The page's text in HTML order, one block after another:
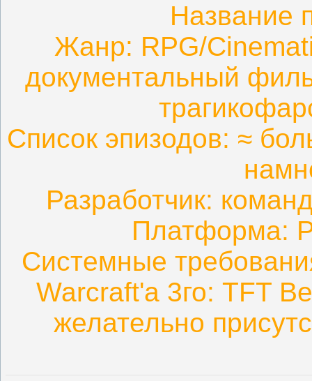
Название
Жанр: RPG/
документальный
Список эпизодов: ≈
Разработчик:
Платформа:
Системные
Warcraft'а 3го: TFT
желательно